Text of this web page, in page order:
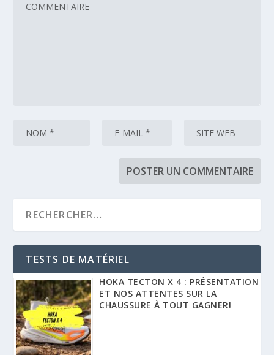
TESTS DE MATÉRIEL
HOKA TECTON X 4 : PRÉSENTATION
ET NOS ATTENTES SUR LA
CHAUSSURE À TOUT GAGNER!